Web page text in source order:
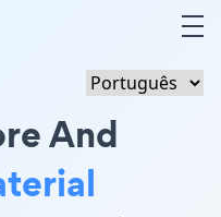
And